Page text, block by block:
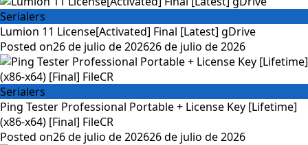
Serialers
Lumion 11 License[Activated] Final [Latest] gDrive
Posted on26 de julio de 202626 de julio de 2026
Serialers
Ping Tester Professional Portable + License Key [Lifetime]
(x86-x64) [Final] FileCR
Posted on26 de julio de 202626 de julio de 2026